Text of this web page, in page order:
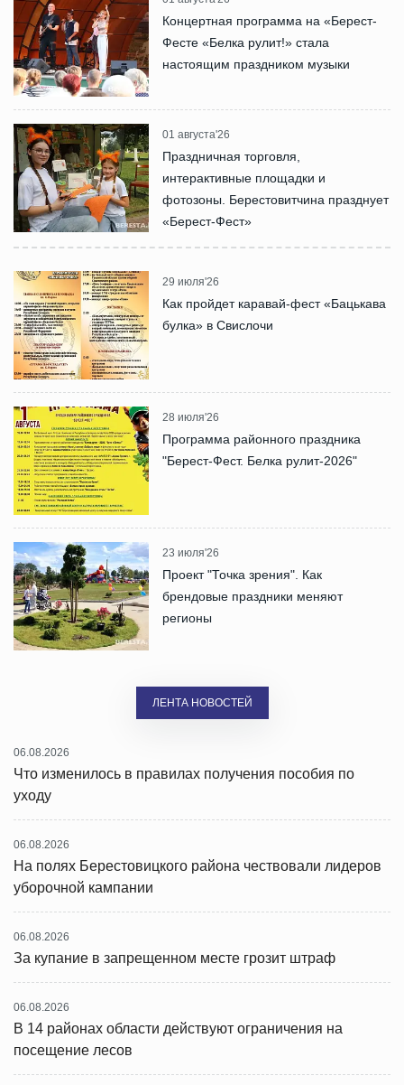
Концертная программа на «Берест-
Фесте «Белка рулит!» стала
настоящим праздником музыки
01 августа'26
Праздничная торговля,
интерактивные площадки и
фотозоны. Берестовитчина празднует
«Берест-Фест»
29 июля'26
Как пройдет каравай-фест «Бацькава
булка» в Свислочи
28 июля'26
Программа районного праздника
"Берест-Фест. Белка рулит-2026"
23 июля'26
Проект "Точка зрения". Как
брендовые праздники меняют
регионы
ЛЕНТА НОВОСТЕЙ
06.08.2026
Что изменилось в правилах получения пособия по
уходу
06.08.2026
На полях Берестовицкого района чествовали лидеров
уборочной кампании
06.08.2026
За купание в запрещенном месте грозит штраф
06.08.2026
В 14 районах области действуют ограничения на
посещение лесов